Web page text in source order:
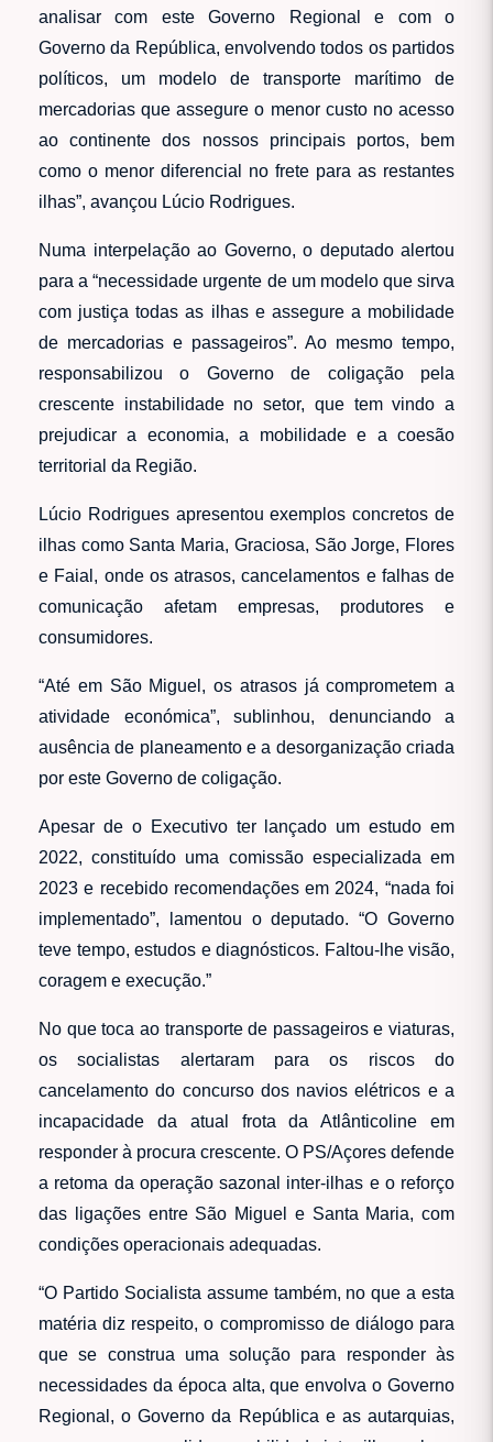
analisar com este Governo Regional e com o
Governo da República, envolvendo todos os partidos
políticos, um modelo de transporte marítimo de
mercadorias que assegure o menor custo no acesso
ao continente dos nossos principais portos, bem
como o menor diferencial no frete para as restantes
ilhas”, avançou Lúcio Rodrigues.
Numa interpelação ao Governo, o deputado alertou
para a “necessidade urgente de um modelo que sirva
com justiça todas as ilhas e assegure a mobilidade
de mercadorias e passageiros”. Ao mesmo tempo,
responsabilizou o Governo de coligação pela
crescente instabilidade no setor, que tem vindo a
prejudicar a economia, a mobilidade e a coesão
territorial da Região.
Lúcio Rodrigues apresentou exemplos concretos de
ilhas como Santa Maria, Graciosa, São Jorge, Flores
e Faial, onde os atrasos, cancelamentos e falhas de
comunicação afetam empresas, produtores e
consumidores.
“Até em São Miguel, os atrasos já comprometem a
atividade económica”, sublinhou, denunciando a
ausência de planeamento e a desorganização criada
por este Governo de coligação.
Apesar de o Executivo ter lançado um estudo em
2022, constituído uma comissão especializada em
2023 e recebido recomendações em 2024, “nada foi
implementado”, lamentou o deputado. “O Governo
teve tempo, estudos e diagnósticos. Faltou-lhe visão,
coragem e execução.”
No que toca ao transporte de passageiros e viaturas,
os socialistas alertaram para os riscos do
cancelamento do concurso dos navios elétricos e a
incapacidade da atual frota da Atlânticoline em
responder à procura crescente. O PS/Açores defende
a retoma da operação sazonal inter-ilhas e o reforço
das ligações entre São Miguel e Santa Maria, com
condições operacionais adequadas.
“O Partido Socialista assume também, no que a esta
matéria diz respeito, o compromisso de diálogo para
que se construa uma solução para responder às
necessidades da época alta, que envolva o Governo
Regional, o Governo da República e as autarquias,